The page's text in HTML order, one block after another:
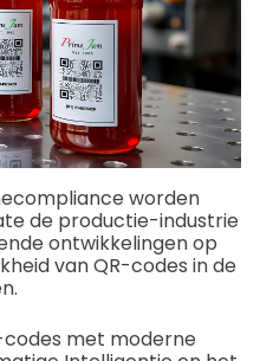
worden
de productie-industrie
ontwikkelingen op
van QR-codes in de
codes met moderne